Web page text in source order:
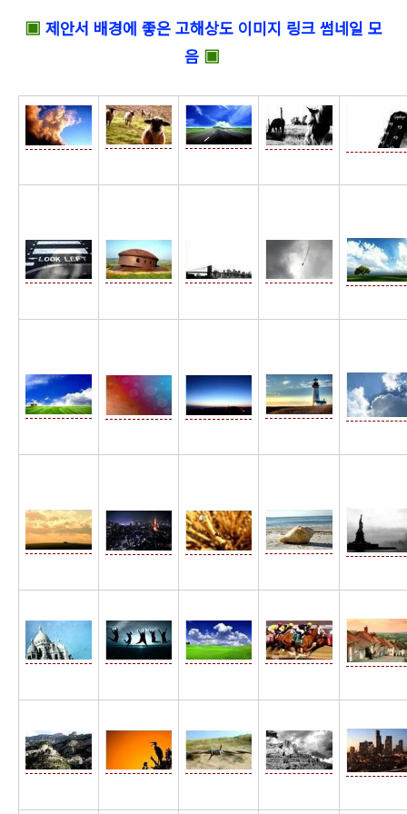
▣ 제안서 배경에 좋은 고해상도 이미지 링크 썸네일 모
음▣